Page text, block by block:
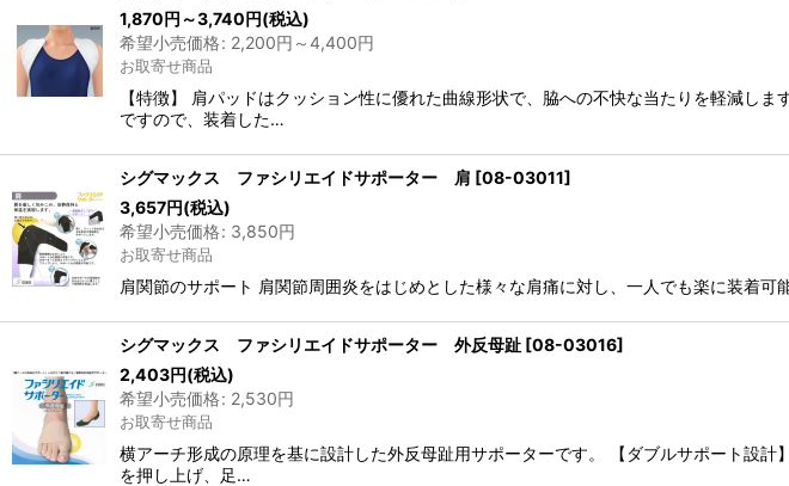
1,870円 ～3,740円(税込)
希望小売価格: 2,200円 ～4,400円
お取寄せ商品
【特徴】 肩パッドはクッション性に優れた曲線形状で、脇への不快な当たりを軽減し
ですので、装着した…
シグマックス ファシリエイドサポーター 肩 [08-03011]
3,657円(税込)
希望小売価格: 3,850円
お取寄せ商品
肩関節のサポート 肩関節周囲炎をはじめとした様々な肩痛に対し、一人でも楽に装着可
シグマックス ファシリエイドサポーター 外反母趾 [08-03016]
2,403円(税込)
希望小売価格: 2,530円
お取寄せ商品
横アーチ形成の原理を基に設計した外反母趾用サポーターです。 【ダブルサポート設
を押し上げ、足…